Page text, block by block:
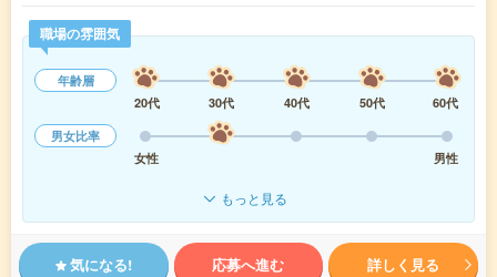
職場の雰囲気
年齢層
20代
30代 40代 50代
60代
男女比率
女性
男性
もっと見る
気になる! 応募へ進む 詳しく見る